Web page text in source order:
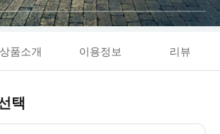
상품소개 이용정보 리뷰
택